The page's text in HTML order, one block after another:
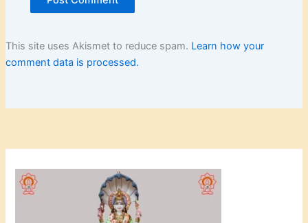
This site uses Akismet to reduce spam. Learn how your
comment data is processed.